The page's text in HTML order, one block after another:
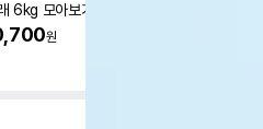
6kg 모아보기
원